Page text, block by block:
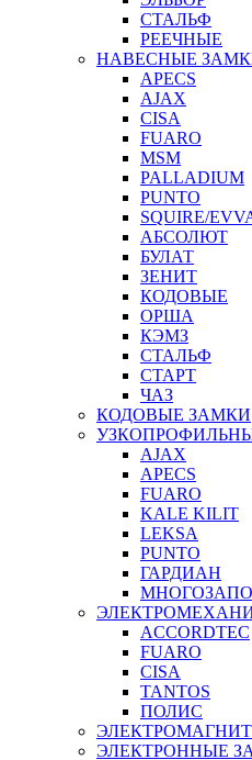
СТАЛЬФ
РЕЕЧНЫЕ
НАВЕСНЫЕ
APECS
AJAX
CISA
FUARO
MSM
PALLADIUM
PUNTO
SQUIRE/
АБСОЛЮТ
БУЛАТ
ЗЕНИТ
КОДОВЫЕ
ОРША
КЭМЗ
СТАЛЬФ
СТАРТ
ЧАЗ
КОДОВЫЕ ЗАМКИ
AJAX
APECS
FUARO
KALE KILIT
LEKSA
PUNTO
ГАРДИАН
ACCORDTEC
FUARO
CISA
TANTOS
ПОЛИС
ЭЛЕКТРОННЫЕ